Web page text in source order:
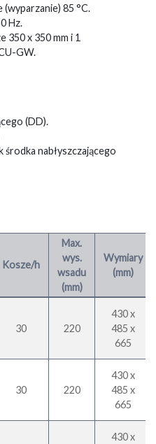
(wyparzanie) 85 °C.
Hz.
350 x 350 mm i 1
GW.
(DD).
nabłyszczającego
Kosze/h
Max.
wys.
wsadu
(mm)
Wymiary
(mm)
30 220
430 x
485 x
665
30 220
430 x
485 x
665
430 x